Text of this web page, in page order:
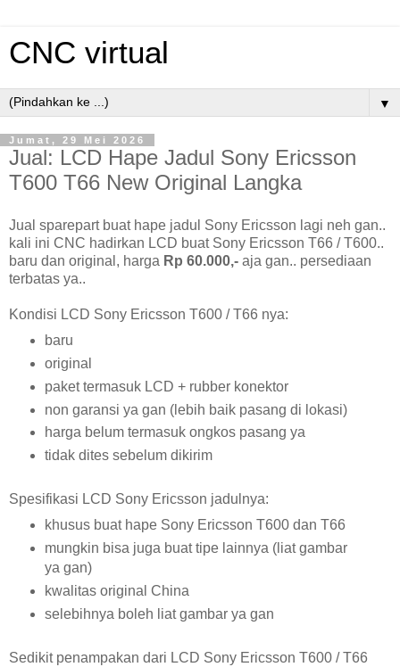
CNC virtual
▼
Jumat, 29 Mei 2026
Jual: LCD Hape Jadul Sony Ericsson
T600 T66 New Original Langka
Jual sparepart buat hape jadul Sony Ericsson lagi neh gan..
kali ini CNC hadirkan LCD buat Sony Ericsson T66 / T600..
baru dan original, harga Rp 60.000,- aja gan.. persediaan
terbatas ya..
Kondisi LCD Sony Ericsson T600 / T66 nya:
baru
original
paket termasuk LCD + rubber konektor
non garansi ya gan (lebih baik pasang di lokasi)
harga belum termasuk ongkos pasang ya
tidak dites sebelum dikirim
Spesifikasi LCD Sony Ericsson jadulnya:
khusus buat hape Sony Ericsson T600 dan T66
mungkin bisa juga buat tipe lainnya (liat gambar
ya gan)
kwalitas original China
selebihnya boleh liat gambar ya gan
Sedikit penampakan dari LCD Sony Ericsson T600 / T66